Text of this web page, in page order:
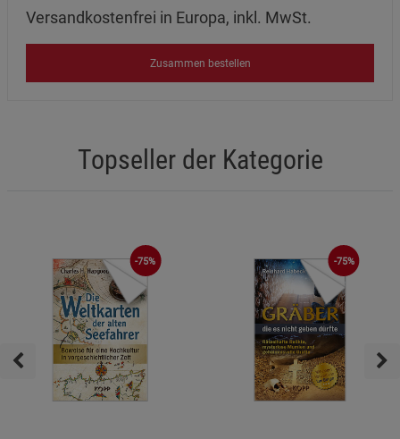
Versandkostenfrei in Europa, inkl. MwSt.
Zusammen bestellen
Topseller der Kategorie
-75% -75%